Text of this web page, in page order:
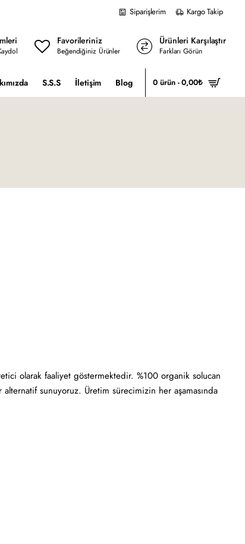
Siparişlerim Kargo Takip
Favorileriniz
Beğendiğiniz Ürünler
Ürünleri Karşılaştır
Farkları Görün
S.S.S İletişim Blog 0 ürün - 0,00₺
olarak faaliyet göstermektedir. %100 organik solucan
sunuyoruz. Üretim sürecimizin her aşamasında